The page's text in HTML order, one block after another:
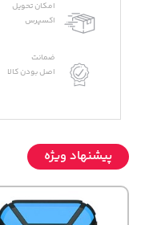
امکان تحویل
اکسپرس
ضمانت
اصل بودن کالا
پیشنهاد ویژه